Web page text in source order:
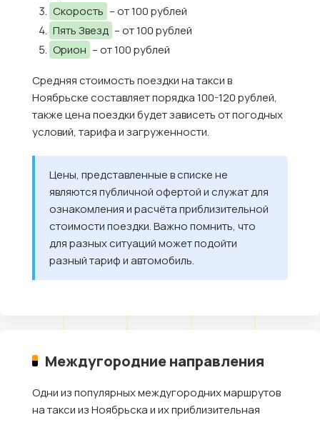
Скорость – от 100 рублей
Пять Звезд – от 100 рублей
Орион – от 100 рублей
Средняя стоимость поездки на такси в
Ноябрьске составляет порядка 100-120 рублей,
также цена поездки будет зависеть от погодных
условий, тарифа и загруженности.
Цены, представленные в списке не
являются публичной офертой и служат для
ознакомления и расчёта приблизительной
стоимости поездки. Важно помнить, что
для разных ситуаций может подойти
разный тариф и автомобиль.
Междугородние направления
Одни из популярных междугородних маршрутов
на такси из Ноябрьска и их приблизительная